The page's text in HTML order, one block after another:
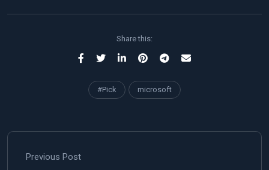
Share this:
#Pick microsoft
Previous Post